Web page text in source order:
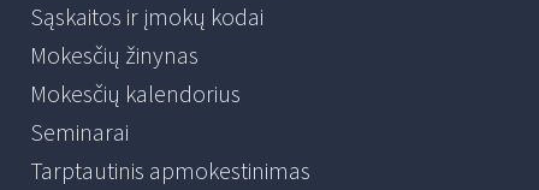
Sąskaitos ir įmokų kodai
Mokesčių žinynas
Mokesčių kalendorius
Seminarai
Tarptautinis apmokestinimas